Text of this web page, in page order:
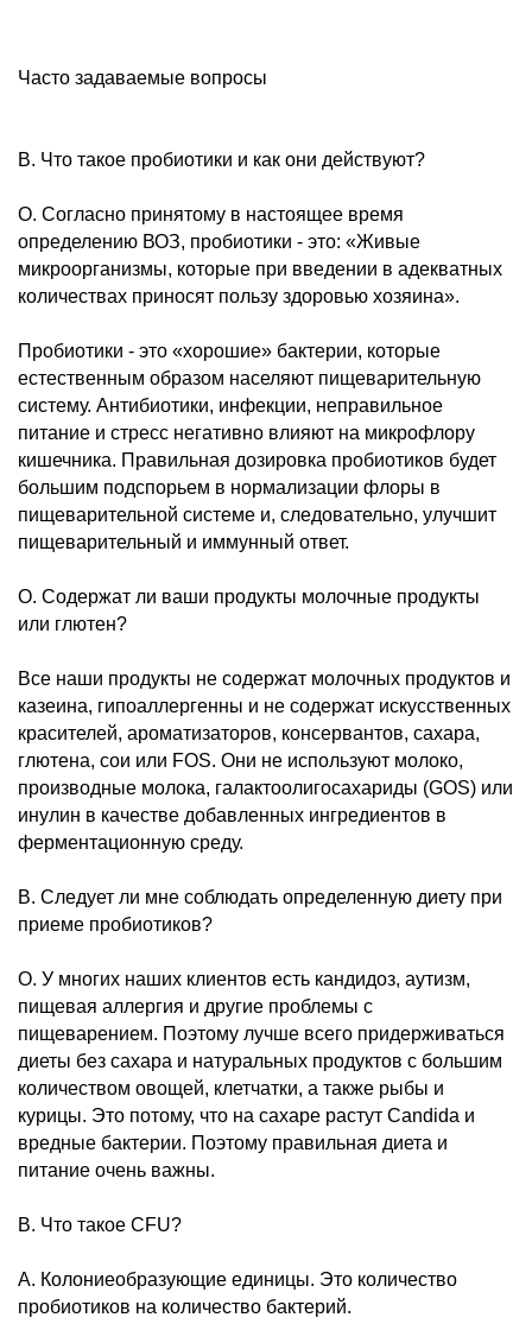
Часто задаваемые вопросы
В. Что такое пробиотики и как они действуют?
О. Согласно принятому в настоящее время
определению ВОЗ, пробиотики - это: «Живые
микроорганизмы, которые при введении в адекватных
количествах приносят пользу здоровью хозяина».
Пробиотики - это «хорошие» бактерии, которые
естественным образом населяют пищеварительную
систему. Антибиотики, инфекции, неправильное
питание и стресс негативно влияют на микрофлору
кишечника. Правильная дозировка пробиотиков будет
большим подспорьем в нормализации флоры в
пищеварительной системе и, следовательно, улучшит
пищеварительный и иммунный ответ.
О. Содержат ли ваши продукты молочные продукты
или глютен?
Все наши продукты не содержат молочных продуктов и
казеина, гипоаллергенны и не содержат искусственных
красителей, ароматизаторов, консервантов, сахара,
глютена, сои или FOS. Они не используют молоко,
производные молока, галактоолигосахариды (GOS) или
инулин в качестве добавленных ингредиентов в
ферментационную среду.
В. Следует ли мне соблюдать определенную диету при
приеме пробиотиков?
О. У многих наших клиентов есть кандидоз, аутизм,
пищевая аллергия и другие проблемы с
пищеварением. Поэтому лучше всего придерживаться
диеты без сахара и натуральных продуктов с большим
количеством овощей, клетчатки, а также рыбы и
курицы. Это потому, что на сахаре растут Candida и
вредные бактерии. Поэтому правильная диета и
питание очень важны.
В. Что такое CFU?
A. Колониеобразующие единицы. Это количество
пробиотиков на количество бактерий.